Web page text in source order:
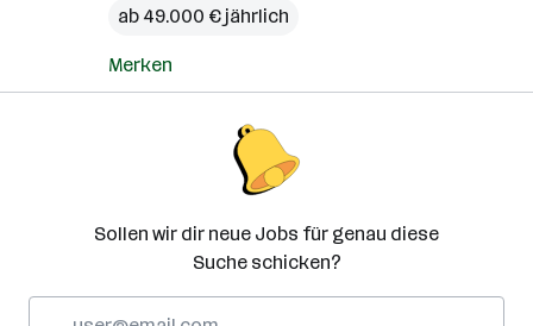
ab 49.000 € jährlich
Merken
Sollen wir dir neue Jobs für genau diese
Suche schicken?